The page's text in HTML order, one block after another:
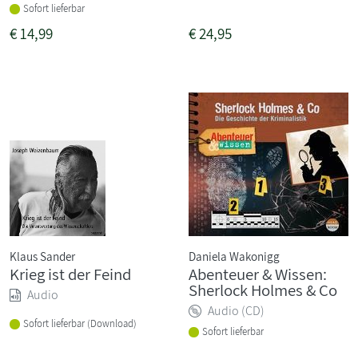
Sofort lieferbar
€14,99 €24,95
Klaus Sander
Krieg ist der Feind
Audio
Sofort lieferbar (Download)
Daniela Wakonigg
Abenteuer & Wissen:
Sherlock Holmes & Co
Audio (CD)
Sofort lieferbar